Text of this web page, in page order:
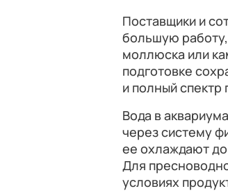
Поставщики и
большую работу,
моллюска или
подготовке
и полный спектр
Вода в
через систему
ее охлаждают
Для
условиях